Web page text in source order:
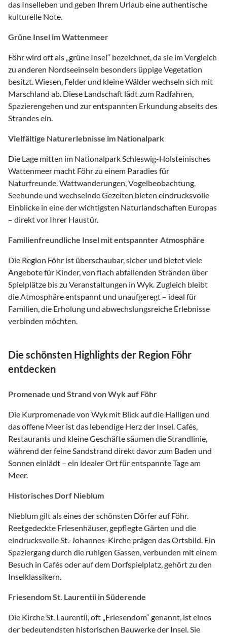
das Inselleben und geben Ihrem Urlaub eine authentische
kulturelle Note.
Grüne Insel im Wattenmeer
Föhr wird oft als „grüne Insel“ bezeichnet, da sie im Vergleich
zu anderen Nordseeinseln besonders üppige Vegetation
besitzt. Wiesen, Felder und kleine Wälder wechseln sich mit
Marschland ab. Diese Landschaft lädt zum Radfahren,
Spazierengehen und zur entspannten Erkundung abseits des
Strandes ein.
Vielfältige Naturerlebnisse im Nationalpark
Die Lage mitten im Nationalpark Schleswig-Holsteinisches
Wattenmeer macht Föhr zu einem Paradies für
Naturfreunde. Wattwanderungen, Vogelbeobachtung,
Seehunde und wechselnde Gezeiten bieten eindrucksvolle
Einblicke in eine der wichtigsten Naturlandschaften Europas
– direkt vor Ihrer Haustür.
Familienfreundliche Insel mit entspannter Atmosphäre
Die Region Föhr ist überschaubar, sicher und bietet viele
Angebote für Kinder, von flach abfallenden Stränden über
Spielplätze bis zu Veranstaltungen in Wyk. Zugleich bleibt
die Atmosphäre entspannt und unaufgeregt – ideal für
Familien, die Erholung und abwechslungsreiche Erlebnisse
verbinden möchten.
Die schönsten Highlights der Region Föhr
entdecken
Promenade und Strand von Wyk auf Föhr
Die Kurpromenade von Wyk mit Blick auf die Halligen und
das offene Meer ist das lebendige Herz der Insel. Cafés,
Restaurants und kleine Geschäfte säumen die Strandlinie,
während der feine Sandstrand direkt davor zum Baden und
Sonnen einlädt – ein idealer Ort für entspannte Tage am
Meer.
Historisches Dorf Nieblum
Nieblum gilt als eines der schönsten Dörfer auf Föhr.
Reetgedeckte Friesenhäuser, gepflegte Gärten und die
eindrucksvolle St.-Johannes-Kirche prägen das Ortsbild. Ein
Spaziergang durch die ruhigen Gassen, verbunden mit einem
Besuch in Cafés oder auf dem Dorfspielplatz, gehört zu den
Inselklassikern.
Friesendom St. Laurentii in Süderende
Die Kirche St. Laurentii, oft „Friesendom“ genannt, ist eines
der bedeutendsten historischen Bauwerke der Insel. Sie